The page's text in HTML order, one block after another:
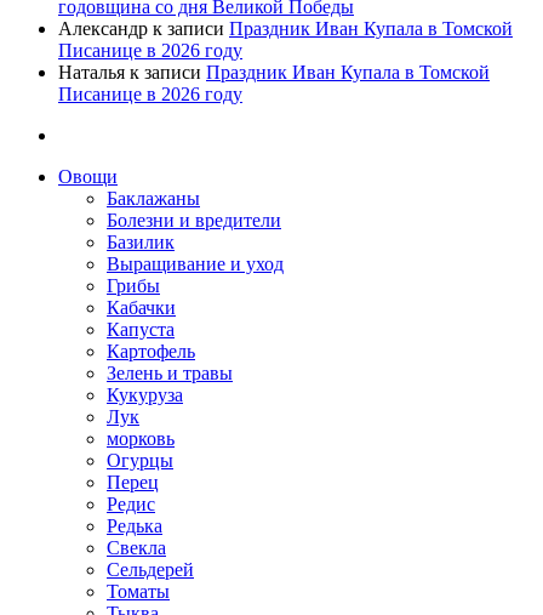
годовщина со дня Великой Победы
Александр к записи Праздник Иван Купала в Томской
Писанице в 2026 году
Наталья к записи Праздник Иван Купала в Томской
Писанице в 2026 году
Овощи
Баклажаны
Болезни и вредители
Базилик
Выращивание и уход
Грибы
Кабачки
Капуста
Картофель
Зелень и травы
Кукуруза
Лук
морковь
Огурцы
Перец
Редис
Редька
Свекла
Сельдерей
Томаты